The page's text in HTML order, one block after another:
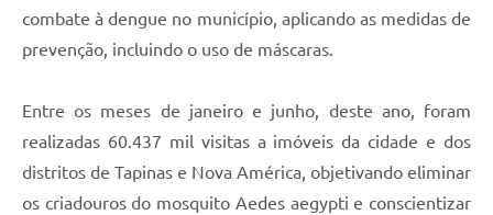
combate à dengue no município, aplicando as medidas de
prevenção, incluindo o uso de máscaras.
Entre os meses de janeiro e junho, deste ano, foram
realizadas 60.437 mil visitas a imóveis da cidade e dos
distritos de Tapinas e Nova América, objetivando eliminar
os criadouros do mosquito Aedes aegypti e conscientizar